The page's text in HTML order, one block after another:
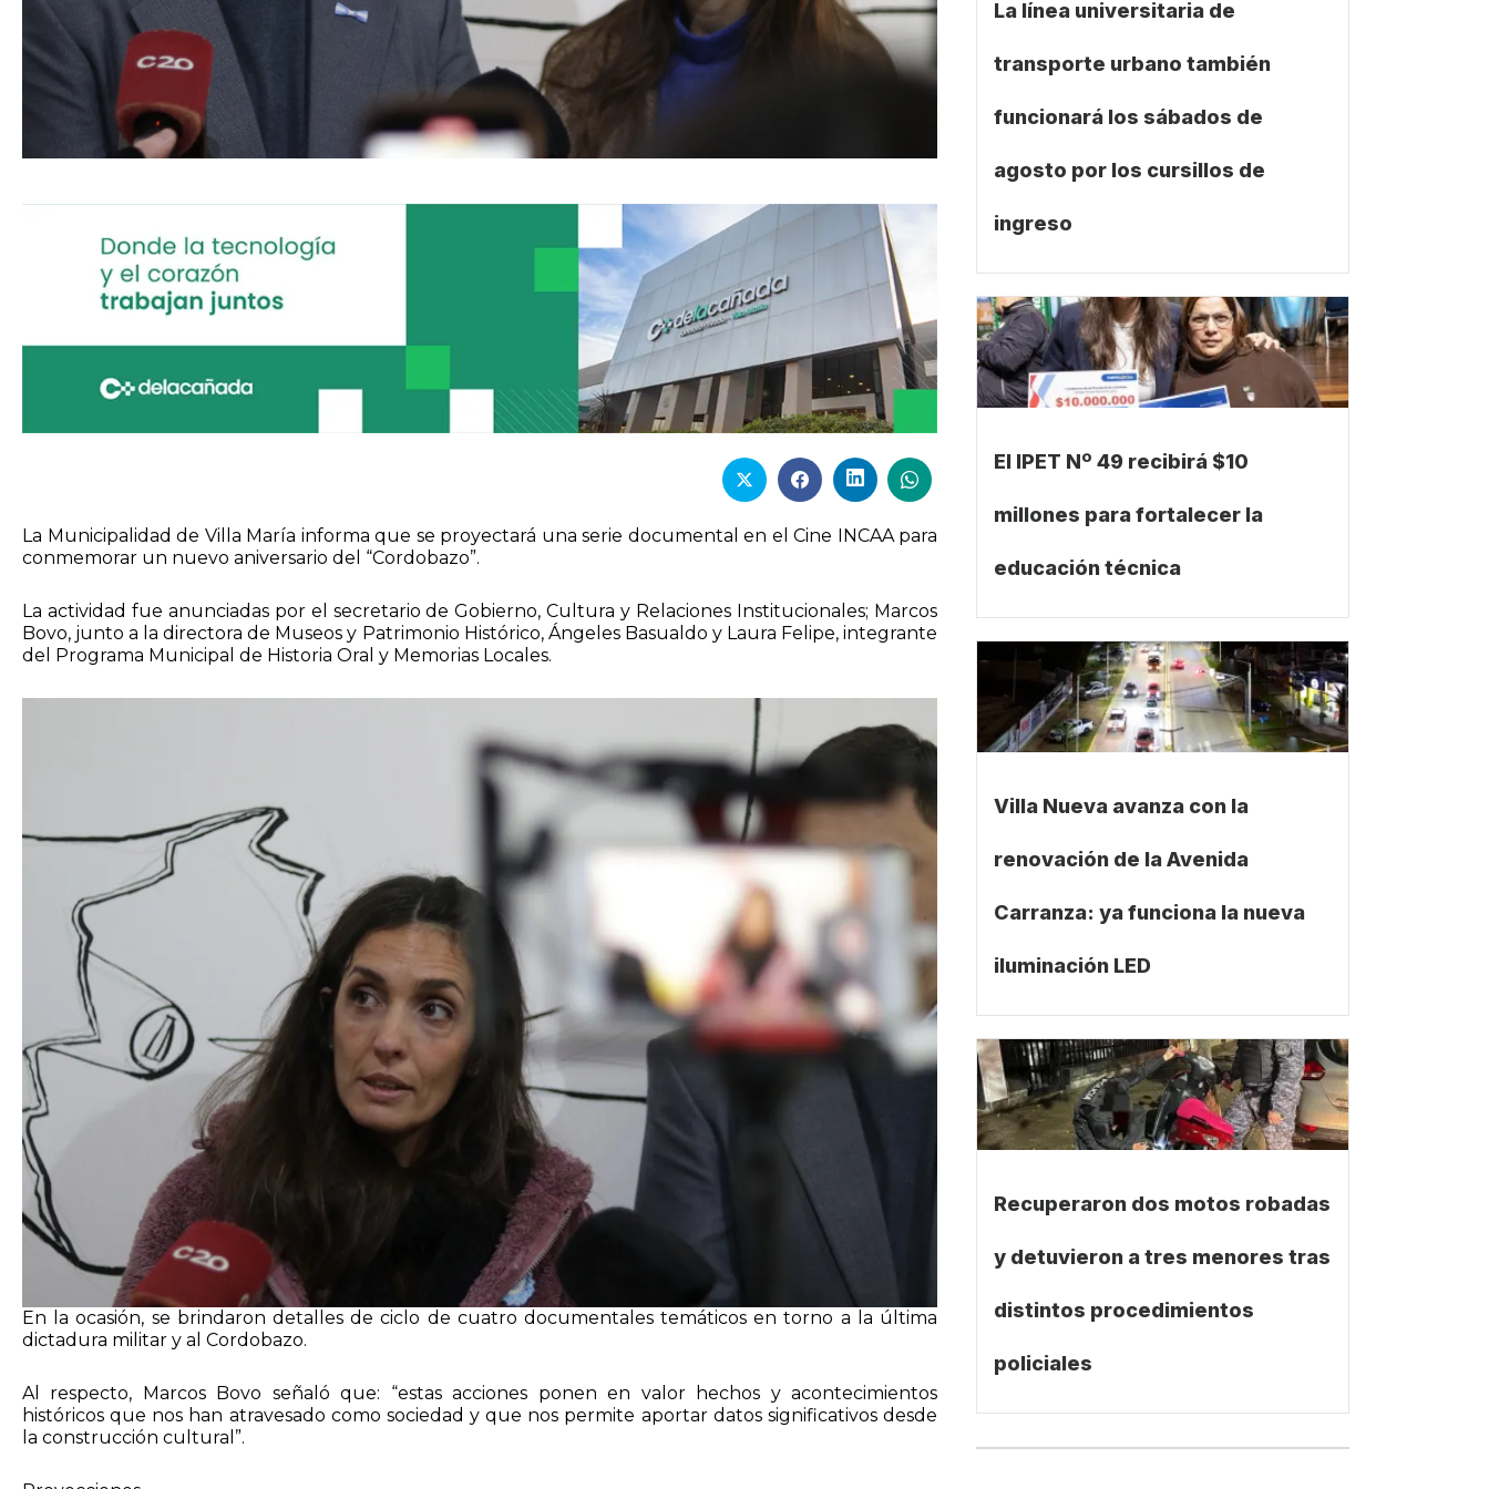
La Municipalidad de Villa María informa que se proyectará una serie documental en el Cine INCAA para
conmemorar un nuevo aniversario del “Cordobazo”.
La actividad fue anunciadas por el secretario de Gobierno, Cultura y Relaciones Institucionales; Marcos
Bovo, junto a la directora de Museos y Patrimonio Histórico, Ángeles Basualdo y Laura Felipe, integrante
del Programa Municipal de Historia Oral y Memorias Locales.
En la ocasión, se brindaron detalles de ciclo de cuatro documentales temáticos en torno a la última
dictadura militar y al Cordobazo.
Al respecto, Marcos Bovo señaló que: “estas acciones ponen en valor hechos y acontecimientos
históricos que nos han atravesado como sociedad y que nos permite aportar datos significativos desde
la construcción cultural”.
La línea universitaria de
transporte urbano también
funcionará los sábados de
agosto por los cursillos de
ingreso
El IPET Nº 49 recibirá $10
millones para fortalecer la
educación técnica
Villa Nueva avanza con la
renovación de la Avenida
Carranza: ya funciona la nueva
iluminación LED
Recuperaron dos motos robadas
y detuvieron a tres menores tras
distintos procedimientos
policiales